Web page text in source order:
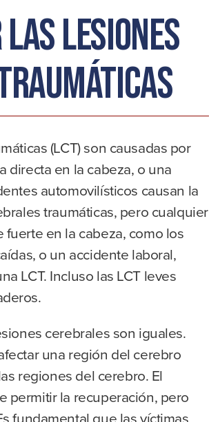
las lesiones
(LCT) son causadas por
directa en la cabeza, o una
automovilísticos causan la
traumáticas, pero cualquier
en la cabeza, como los
o un accidente laboral,
LCT. Incluso las LCT leves
cerebrales son iguales.
una región del cerebro
regiones del cerebro. El
permitir la recuperación, pero